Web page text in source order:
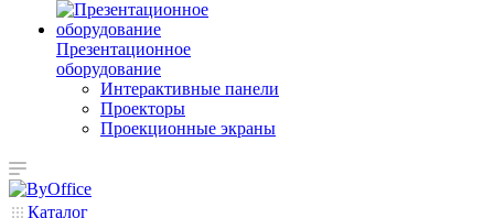
Презентационное
оборудование
Интерактивные панели
Проекторы
Проекционные экраны
Каталог